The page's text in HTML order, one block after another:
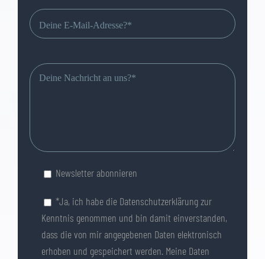
lasse
Newsletter abonnieren
*Ja, ich habe die Datenschutzerklärungzur
Kenntnis genommen und bin damit einverstanden,
dass die von mir angegebenen Daten elektronisch
erhoben und gespeichert werden. Meine Daten